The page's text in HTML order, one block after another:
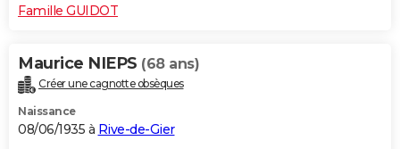
Famille GUIDOT
Maurice NIEPS (68 ans)
Créer une cagnotte obsèques
Naissance
08/06/1935 à Rive-de-Gier